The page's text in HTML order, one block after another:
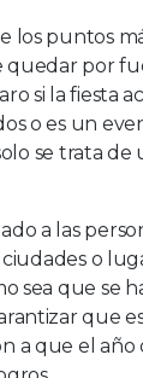
los puntos
quedar por
si la fiesta
o es un
se trata
a las
ciudades o
sea que se
que
a que el